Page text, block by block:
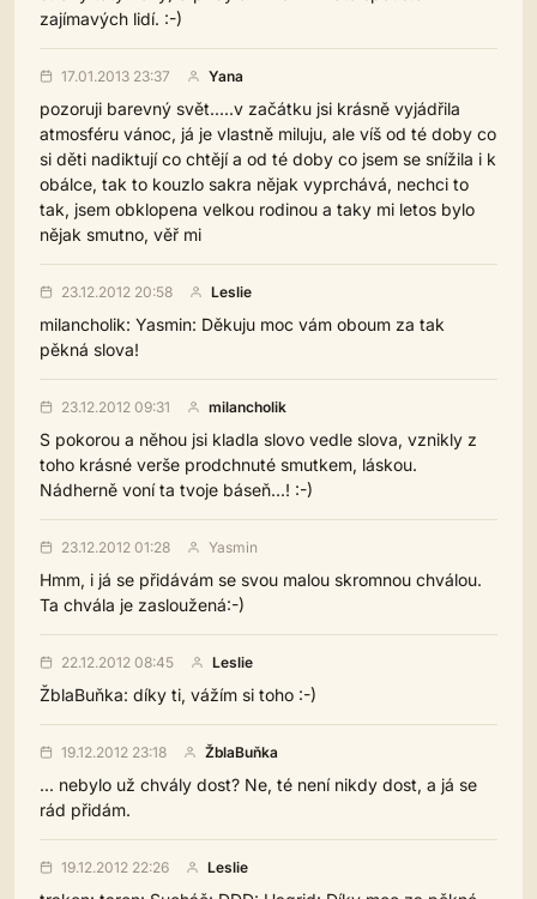
zajímavých lidí. :-)
17.01.2013 23:37 Yana
pozoruji barevný svět.....v začátku jsi krásně vyjádřila
atmosféru vánoc, já je vlastně miluju, ale víš od té doby co
si děti nadiktují co chtějí a od té doby co jsem se snížila i k
obálce, tak to kouzlo sakra nějak vyprchává, nechci to
tak, jsem obklopena velkou rodinou a taky mi letos bylo
nějak smutno, věř mi
23.12.2012 20:58 Leslie
milancholik: Yasmin: Děkuju moc vám oboum za tak
pěkná slova!
23.12.2012 09:31 milancholik
S pokorou a něhou jsi kladla slovo vedle slova, vznikly z
toho krásné verše prodchnuté smutkem, láskou.
Nádherně voní ta tvoje báseň...! :-)
23.12.2012 01:28 Yasmin
Hmm, i já se přidávám se svou malou skromnou chválou.
Ta chvála je zasloužená:-)
22.12.2012 08:45 Leslie
ŽblaBuňka: díky ti, vážím si toho :-)
19.12.2012 23:18 ŽblaBuňka
... nebylo už chvály dost? Ne, té není nikdy dost, a já se
rád přidám.
19.12.2012 22:26 Leslie